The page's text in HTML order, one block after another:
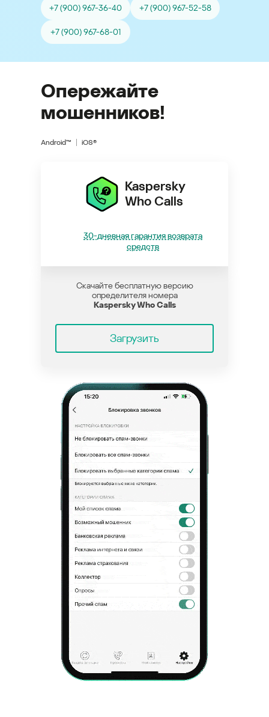
+7 (900) 967-36-40 +7 (900) 967-52-58
+7 (900) 967-68-01
Опережайте
мошенников!
Android™ iOS®
Kaspersky
Who Calls
30-дневная гарантия возврата
средств
Скачайте бесплатную версию
определителя номера
Kaspersky Who Calls
Загрузить